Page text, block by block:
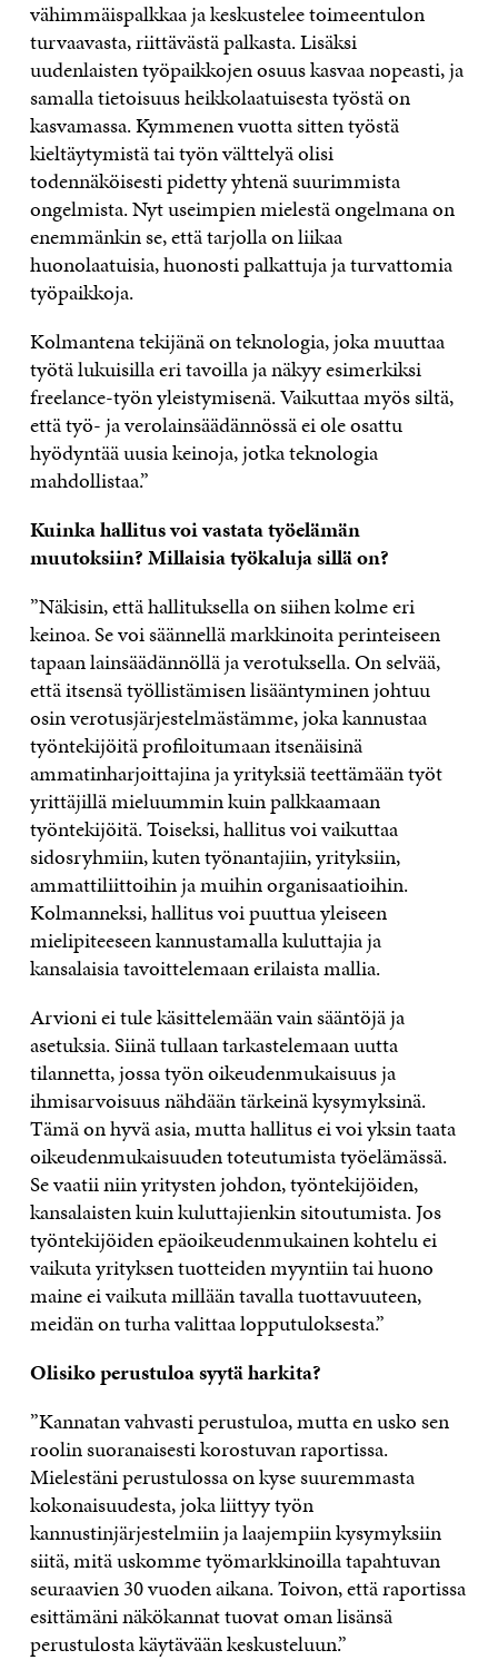
vähimmäispalkkaa ja keskustelee toimeentulon
turvaavasta, riittävästä palkasta. Lisäksi
uudenlaisten työpaikkojen osuus kasvaa nopeasti, ja
samalla tietoisuus heikkolaatuisesta työstä on
kasvamassa. Kymmenen vuotta sitten työstä
kieltäytymistä tai työn välttelyä olisi
todennäköisesti pidetty yhtenä suurimmista
ongelmista. Nyt useimpien mielestä ongelmana on
enemmänkin se, että tarjolla on liikaa
huonolaatuisia, huonosti palkattuja ja turvattomia
työpaikkoja.
Kolmantena tekijänä on teknologia, joka muuttaa
työtä lukuisilla eri tavoilla ja näkyy esimerkiksi
freelance-työn yleistymisenä. Vaikuttaa myös siltä,
että työ- ja verolainsäädännössä ei ole osattu
hyödyntää uusia keinoja, jotka teknologia
mahdollistaa.”
Kuinka hallitus voi vastata työelämän
muutoksiin? Millaisia työkaluja sillä on?
”Näkisin, että hallituksella on siihen kolme eri
keinoa. Se voi säännellä markkinoita perinteiseen
tapaan lainsäädännöllä ja verotuksella. On selvää,
että itsensä työllistämisen lisääntyminen johtuu
osin verotusjärjestelmästämme, joka kannustaa
työntekijöitä profiloitumaan itsenäisinä
ammatinharjoittajina ja yrityksiä teettämään työt
yrittäjillä mieluummin kuin palkkaamaan
työntekijöitä. Toiseksi, hallitus voi vaikuttaa
sidosryhmiin, kuten työnantajiin, yrityksiin,
ammattiliittoihin ja muihin organisaatioihin.
Kolmanneksi, hallitus voi puuttua yleiseen
mielipiteeseen kannustamalla kuluttajia ja
kansalaisia tavoittelemaan erilaista mallia.
Arvioni ei tule käsittelemään vain sääntöjä ja
asetuksia. Siinä tullaan tarkastelemaan uutta
tilannetta, jossa työn oikeudenmukaisuus ja
ihmisarvoisuus nähdään tärkeinä kysymyksinä.
Tämä on hyvä asia, mutta hallitus ei voi yksin taata
oikeudenmukaisuuden toteutumista työelämässä.
Se vaatii niin yritysten johdon, työntekijöiden,
kansalaisten kuin kuluttajienkin sitoutumista. Jos
työntekijöiden epäoikeudenmukainen kohtelu ei
vaikuta yrityksen tuotteiden myyntiin tai huono
maine ei vaikuta millään tavalla tuottavuuteen,
meidän on turha valittaa lopputuloksesta.”
Olisiko perustuloa syytä harkita?
”Kannatan vahvasti perustuloa, mutta en usko sen
roolin suoranaisesti korostuvan raportissa.
Mielestäni perustulossa on kyse suuremmasta
kokonaisuudesta, joka liittyy työn
kannustinjärjestelmiin ja laajempiin kysymyksiin
siitä, mitä uskomme työmarkkinoilla tapahtuvan
seuraavien 30 vuoden aikana. Toivon, että raportissa
esittämäni näkökannat tuovat oman lisänsä
perustulosta käytävään keskusteluun.”